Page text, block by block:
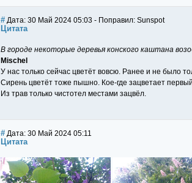
# Дата: 30 Май 2024 05:03 - Поправил: Sunspot
Цитата
В городе некоторые деревья конского каштана
Mischel
У нас только сейчас цветёт вовсю. Ранее и не было
Сирень цветёт тоже пышно. Кое-где зацветает
Из трав только чистотел местами зацвёл.
# Дата: 30 Май 2024 05:11
Цитата